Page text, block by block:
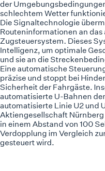
der
schlechtem Wetter
Die Signaltechnologie
Routeninformationen an
Zugsteuersystem. Dieses
Intelligenz, um optimale
und sie an die
Eine automatische
präzise und stoppt bei
Sicherheit der Fahrgäste.
automatisierte U-Bahnen
automatisierte Linie U2 und
Aktiengesellschaft Nürnberg
in einem Abstand von 100
Verdopplung im Vergleich
gesteuert wird.